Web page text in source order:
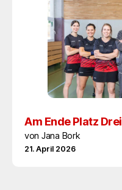
Am Ende Platz Drei
von Jana Bork
21. April 2026